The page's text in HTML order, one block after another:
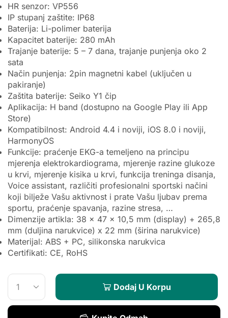
HR senzor: VP556
IP stupanj zaštite: IP68
Baterija: Li-polimer baterija
Kapacitet baterije: 280 mAh
Trajanje baterije: 5 – 7 dana, trajanje punjenja oko 2
sata
Način punjenja: 2pin magnetni kabel (uključen u
pakiranje)
Zaštita baterije: Seiko Y1 čip
Aplikacija: H band (dostupno na Google Play ili App
Store)
Kompatibilnost: Android 4.4 i noviji, iOS 8.0 i noviji,
HarmonyOS
Funkcije: praćenje EKG-a temeljeno na principu
mjerenja elektrokardiograma, mjerenje razine glukoze
u krvi, mjerenje kisika u krvi, funkcija treninga disanja,
Voice assistant, različiti profesionalni sportski načini
koji bilježe Vašu aktivnost i prate Vašu ljubav prema
sportu, praćenje spavanja, razine stresa, …
Dimenzije artikla: 38 x 47 x 10,5 mm (display) + 265,8
mm (duljina narukvice) x 22 mm (širina narukvice)
Materijal: ABS + PC, silikonska narukvica
Certifikati: CE, RoHS
Dodaj U Korpu